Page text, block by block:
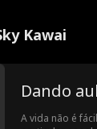
Kawai
Dando
A vida não é